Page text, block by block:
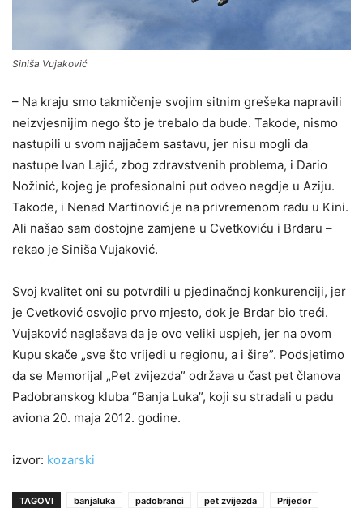
Siniša Vujaković
– Na kraju smo takmičenje svojim sitnim grešeka napravili
neizvjesnijim nego što je trebalo da bude. Takode, nismo
nastupili u svom najjačem sastavu, jer nisu mogli da
nastupe Ivan Lajić, zbog zdravstvenih problema, i Dario
Nožinić, kojeg je profesionalni put odveo negdje u Aziju.
Takode, i Nenad Martinović je na privremenom radu u Kini.
Ali našao sam dostojne zamjene u Cvetkoviću i Brdaru –
rekao je Siniša Vujaković.
Svoj kvalitet oni su potvrdili u pjedinačnoj konkurenciji, jer
je Cvetković osvojio prvo mjesto, dok je Brdar bio treći.
Vujaković naglašava da je ovo veliki uspjeh, jer na ovom
Kupu skače „sve što vrijedi u regionu, a i šire”. Podsjetimo
da se Memorijal „Pet zvijezda” održava u čast pet članova
Padobranskog kluba “Banja Luka”, koji su stradali u padu
aviona 20. maja 2012. godine.
izvor: kozarski
TAGOVI banjaluka padobranci pet zvijezda Prijedor